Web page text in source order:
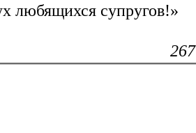
любящихся супругов!»
267